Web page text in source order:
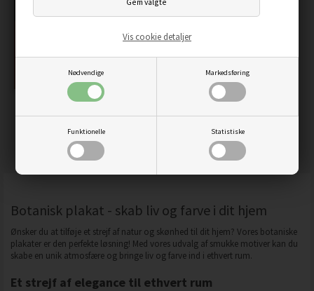
Nødvendige Markedsføring
Funktionelle Statistiske
Vis cookie detaljer
50,15 DKK 59,00 50,15DKK
Botanisk plakat - skab liv og farve i dit hjem
Ønsker du at tilføje et strejf af natur og skønhed til dit hjem? Vores botaniske
plakater er den perfekte løsning! Med vores udvalg af smukke motiver kan du
skabe en unik atmosfære og bringe liv og farve ind i ethvert rum.
Et strejf af elegance til ethvert rum